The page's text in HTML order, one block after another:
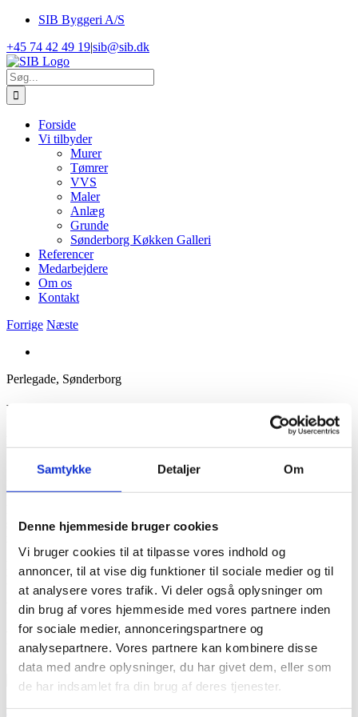
Samtykke Detaljer Om
Denne hjemmeside bruger cookies
Vi bruger cookies til at tilpasse vores indhold og
annoncer, til at vise dig funktioner til sociale medier og til
at analysere vores trafik. Vi deler også oplysninger om
din brug af vores hjemmeside med vores partnere inden
for sociale medier, annonceringspartnere og
analysepartnere. Vores partnere kan kombinere disse
data med andre oplysninger, du har givet dem, eller som
de har indsamlet fra din brug af deres tjenester.
Skip
content
SIB Byggeri A/S
+45 74 42 49 19|sib@sib.dk
Søg
efter:
Forside
Vi tilbyder
Murer
Tømrer
VVS
Maler
Anlæg
Grunde
Sønderborg Køkken Galleri
Referencer
Medarbejdere
Om os
Kontakt
Forrige Næste
Image
Perlegade, Sønderborg
Projektbeskrivelse
SIB Byggeri A/S har udført en gennemgribende renovering af
stor viden og erfaring for at opnå det perfekte resultat, der holder
Kontakt os og få information om de mange referencer, som SIB
Byggeri over en lang årrække har udført.
Udførelse og kvalitet, som holder.
Relaterede Projekter
Nyt indgangsparti